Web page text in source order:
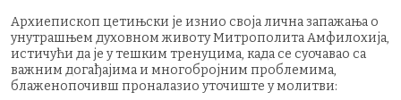
Архиепископ цетињски је изнио своја лична запажања о
унутрашњем духовном животу Митрополита Амфилохија,
истичући да је у тешким тренуцима, када се суочавао са
важним догађајима и многобројним проблемима,
блаженопочивш проналазио уточиште у молитви: